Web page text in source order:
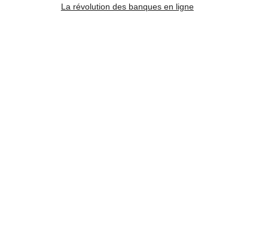
La révolution des banques en ligne